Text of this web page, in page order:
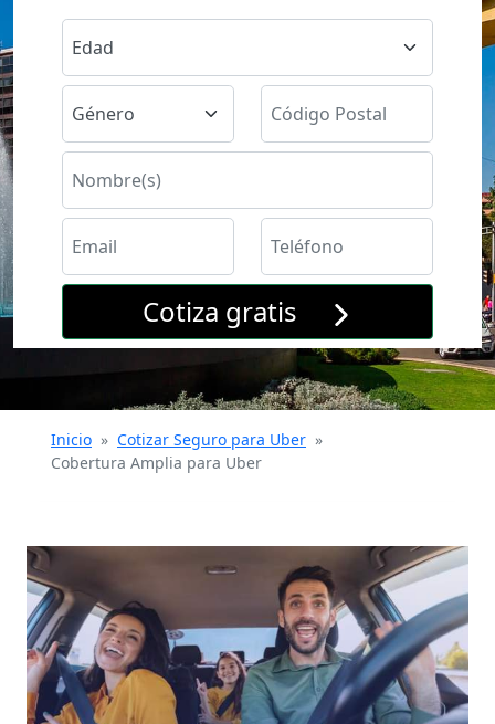
Cotiza gratis
Inicio » Cotizar Seguro para Uber »
Cobertura Amplia para Uber